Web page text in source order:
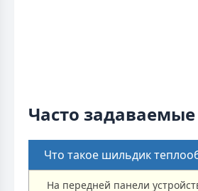
Часто
Что такое шильдик
На передней панели